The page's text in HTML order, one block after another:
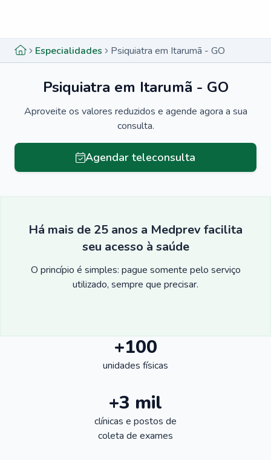
Especialidades Psiquiatra em Itarumã - GO
Psiquiatra em Itarumã - GO
Aproveite os valores reduzidos e agende agora a sua
consulta.
Agendar teleconsulta
Há mais de 25 anos a Medprev facilita
seu acesso à saúde
O princípio é simples: pague somente pelo serviço
utilizado, sempre que precisar.
+100
unidades físicas
+3 mil
clínicas e postos de
coleta de exames